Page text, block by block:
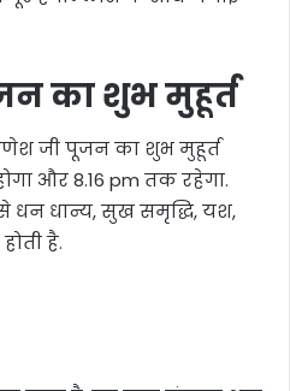
का शुभ मुहूर्त
जी पूजन का शुभ मुहूर्त
और 8.16 pm तक रहेगा.
धान्य, सुख समृद्धि, यश,
है.